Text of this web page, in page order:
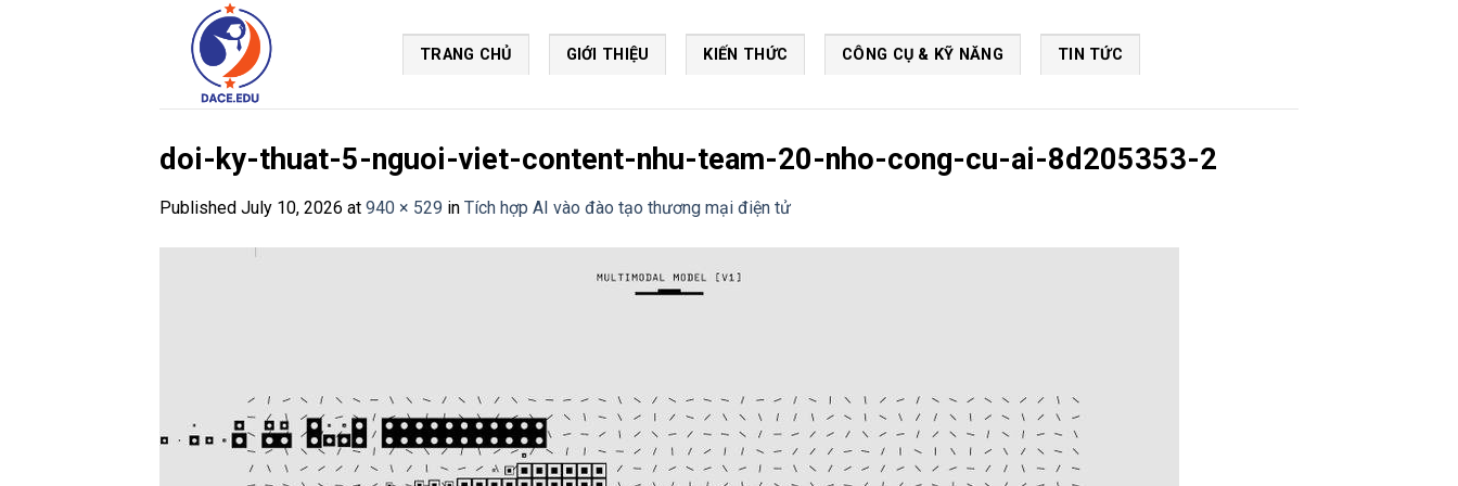
TRANG CHỦ GIỚI THIỆU KIẾN THỨC CÔNG CỤ & KỸ NĂNG TIN TỨC
doi-ky-thuat-5-nguoi-viet-content-nhu-team-20-nho-cong-cu-ai-8d205353-2
Published July 10, 2026 at 940 × 529 in Tích hợp AI vào đào tạo thương mại điện tử